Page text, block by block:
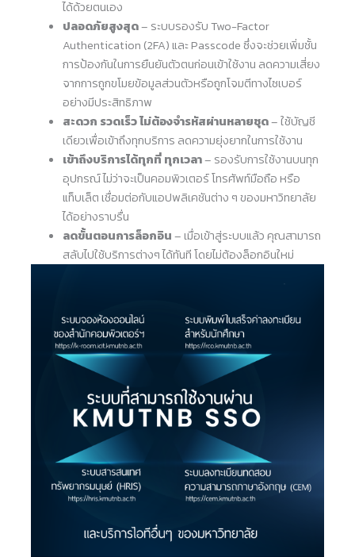
ได้ด้วยตนเอง
ปลอดภัยสูงสุด– ระบบรองรับ Two-Factor
Authentication (2FA) และ Passcode ซึ่งจะช่วยเพิ่มชั้น
การป้องกันในการยืนยันตัวตนก่อนเข้าใช้งาน ลดความเสี่ยง
จากการถูกขโมยข้อมูลส่วนตัวหรือถูกโจมตีทางไซเบอร์
อย่างมีประสิทธิภาพ
สะดวก รวดเร็ว ไม่ต้องจำรหัสผ่านหลายชุด– ใช้บัญชี
เดียวเพื่อเข้าถึงทุกบริการ ลดความยุ่งยากในการใช้งาน
เข้าถึงบริการได้ทุกที่ ทุกเวลา– รองรับการใช้งานบนทุก
อุปกรณ์ ไม่ว่าจะเป็นคอมพิวเตอร์ โทรศัพท์มือถือ หรือ
แท็บเล็ต เชื่อมต่อกับแอปพลิเคชันต่าง ๆ ของมหาวิทยาลัย
ได้อย่างราบรื่น
ลดขั้นตอนการล็อกอิน– เมื่อเข้าสู่ระบบแล้ว คุณสามารถ
สลับไปใช้บริการต่างๆ ได้ทันที โดยไม่ต้องล็อกอินใหม่